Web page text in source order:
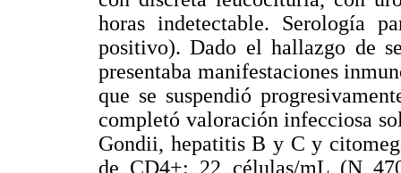
horas indetectable. Serología
positivo). Dado el hallazgo de
presentaba manifestaciones
que se suspendió
completó valoración infecciosa
Gondii, hepatitis B y C y
de CD4+: 22 células/mL (N